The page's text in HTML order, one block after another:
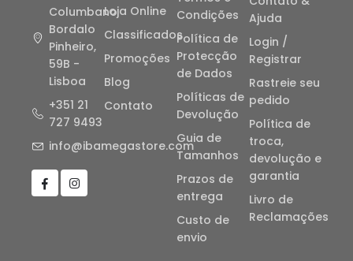
Columbano
Bordalo
Pinheiro,
59B -
Lisboa
+351 21
727 9493
info@ibamegastore.com
Loja Online
Classificados
Promoções
Blog
Contato
Condições
Política de
Protecção
de Dados
Políticas de
Devolução
Guia de
Tamanhos
Prazos de
entrega
Custo de
envio
Ajuda
Login /
Registrar
Rastreie seu
pedido
Política de
troca,
devolução e
garantia
Livro de
Reclamações